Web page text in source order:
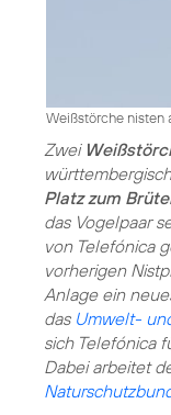
Weißstörche
Zwei
Platz zum
das Vogelpaar
von Telefónica
vorherigen
Anlage ein
das Umwelt-
sich Telefónica
Dabei arbeitet